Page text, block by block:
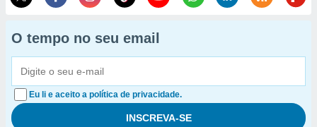
O tempo no seu email
Eu li e aceito a política de privacidade.